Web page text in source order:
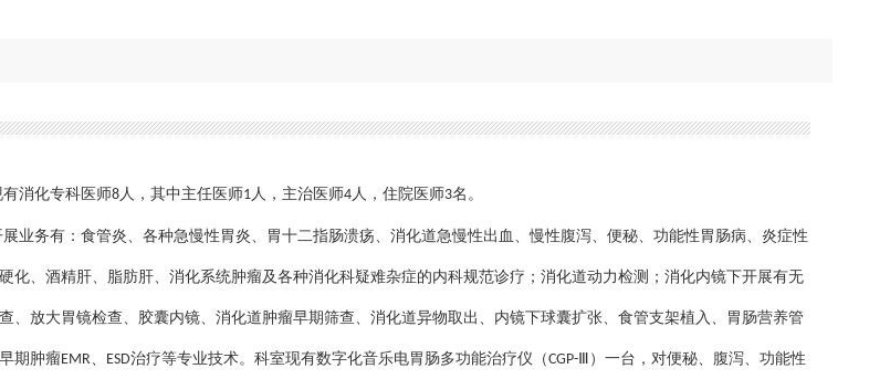
消化专科医师8人，其中主任医师1人，主治医师4人，住院医师3名。
业务有：食管炎、各种急慢性胃炎、胃十二指肠溃疡、消化道急慢性出血、慢性腹泻、便秘、功能性胃肠病、炎症性
化、酒精肝、脂肪肝、消化系统肿瘤及各种消化科疑难杂症的内科规范诊疗；消化道动力检测；消化内镜下开展有无
、放大胃镜检查、胶囊内镜、消化道肿瘤早期筛查、消化道异物取出、内镜下球囊扩张、食管支架植入、胃肠营养管
期肿瘤EMR、 ESD治疗等专业技术。科室现有数字化音乐电胃肠多功能治疗仪（CGP- Ⅲ）一台，对便秘、腹泻、功能性